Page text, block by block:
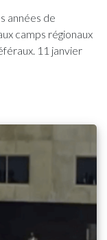
années de
camps régionaux
11 janvier